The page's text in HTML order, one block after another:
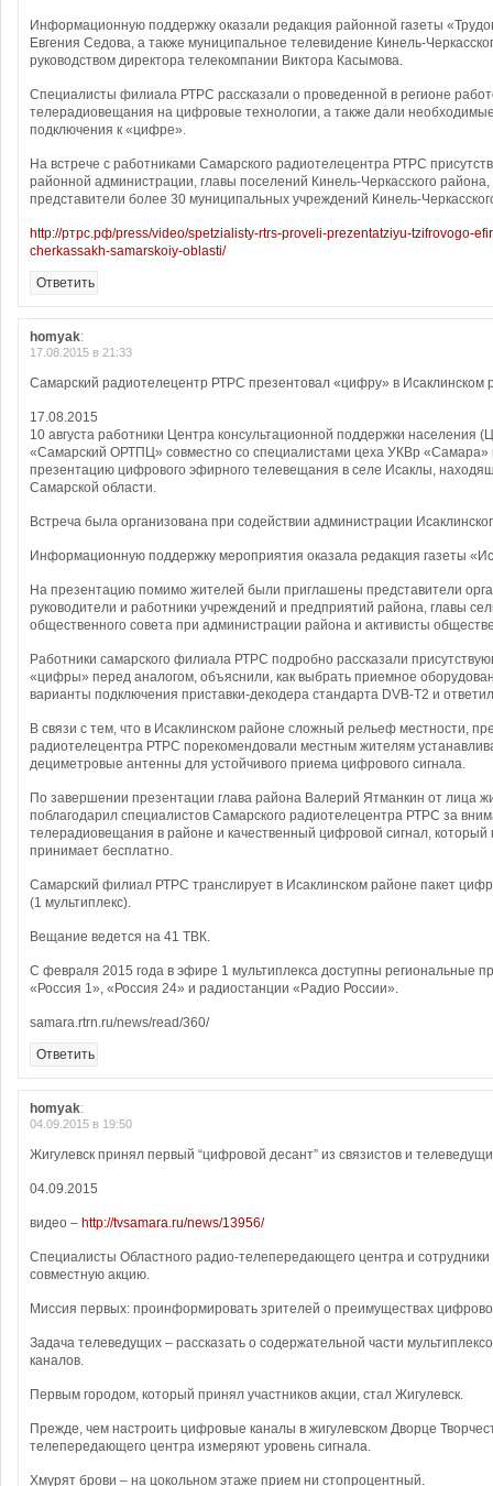
Информационную поддержку оказали редакция районной газеты
Евгения Седова, а также муниципальное телевидение Кинель-
руководством директора телекомпании Виктора Касымова.
Специалисты филиала РТРС рассказали о проведенной в регионе
телерадиовещания на цифровые технологии, а также дали
подключения к «цифре».
На встрече с работниками Самарского радиотелецентра РТРС
районной администрации, главы поселений Кинель-Черкасского района,
представители более 30 муниципальных учреждений Кинель-
http://ртрс.рф/press/video/spetzialisty-rtrs-proveli-prezentatziyu-tzifrovogo-
cherkassakh-samarskoiy-oblasti/
Ответить
homyak:
17.08.2015 в 21:33
Самарский радиотелецентр РТРС презентовал «цифру» в Исаклинском
17.08.2015
10 августа работники Центра консультационной поддержки
«Самарский ОРТПЦ» совместно со специалистами цеха УКВр «Самара»
презентацию цифрового эфирного телевещания в селе Исаклы,
Самарской области.
Встреча была организована при содействии администрации
Информационную поддержку мероприятия оказала редакция газеты
На презентацию помимо жителей были приглашены представители
руководители и работники учреждений и предприятий района, главы
общественного совета при администрации района и активисты
Работники самарского филиала РТРС подробно рассказали
«цифры» перед аналогом, объяснили, как выбрать приемное
варианты подключения приставки-декодера стандарта DVB-T2 и
В связи с тем, что в Исаклинском районе сложный рельеф местности,
радиотелецентра РТРС порекомендовали местным жителям
дециметровые антенны для устойчивого приема цифрового сигнала.
По завершении презентации глава района Валерий Ятманкин от лица
поблагодарил специалистов Самарского радиотелецентра РТРС за
телерадиовещания в районе и качественный цифровой сигнал,
принимает бесплатно.
Самарский филиал РТРС транслирует в Исаклинском районе пакет
(1 мультиплекс).
Вещание ведется на 41 ТВК.
С февраля 2015 года в эфире 1 мультиплекса доступны региональные
«Россия 1», «Россия 24» и радиостанции «Радио России».
samara.rtrn.ru/news/read/360/
Ответить
homyak:
04.09.2015 в 19:50
Жигулевск принял первый “цифровой десант” из связистов и
04.09.2015
видео – http://tvsamara.ru/news/13956/
Специалисты Областного радио-телепередающего центра и
совместную акцию.
Миссия первых: проинформировать зрителей о преимуществах
Задача телеведущих – рассказать о содержательной части
каналов.
Первым городом, который принял участников акции, стал Жигулевск.
Прежде, чем настроить цифровые каналы в жигулевском Дворце
телепередающего центра измеряют уровень сигнала.
Хмурят брови – на цокольном этаже прием ни стопроцентный.